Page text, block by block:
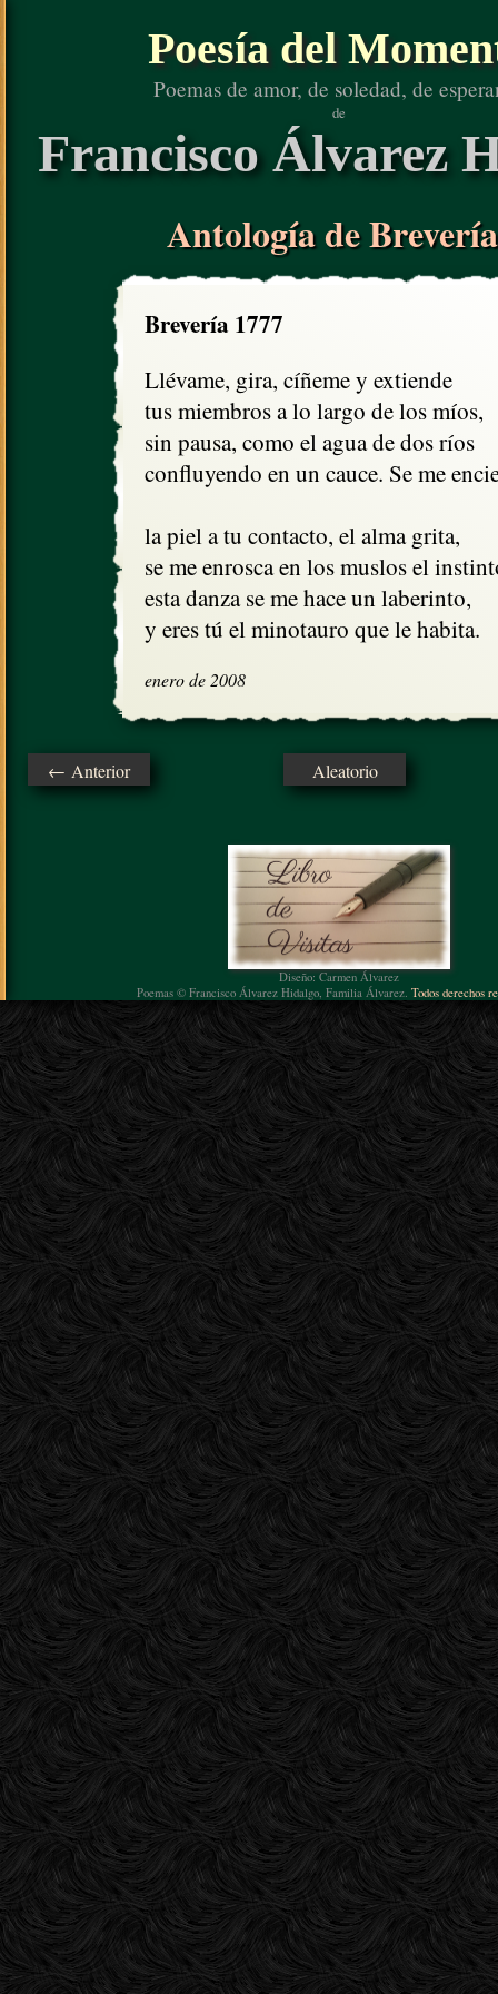
Poesía del
Poemas de amor, de soledad, de
de
Francisco Álvarez
Antología de
Brevería 1777
Llévame, gira, cíñeme y extiende
tus miembros a lo largo de los míos,
sin pausa, como el agua de dos ríos
confluyendo en un cauce. Se me
la piel a tu contacto, el alma grita,
se me enrosca en los muslos el
esta danza se me hace un laberinto,
y eres tú el minotauro que le habita.
enero de 2008
← Anterior Aleatorio
Diseño: Carmen Álvarez
Poemas © Francisco Álvarez Hidalgo, Familia Álvarez. Todos derechos